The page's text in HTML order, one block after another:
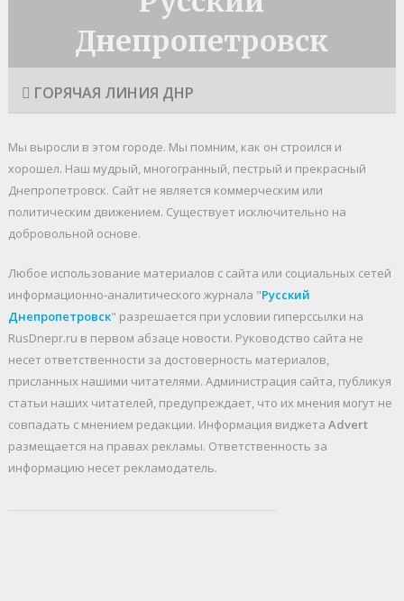
Днепропетровск
ГОРЯЧАЯ ЛИНИЯ ДНР
Мы выросли в этом городе. Мы помним, как он строился и
хорошел. Наш мудрый, многогранный, пестрый и прекрасный
Днепропетровск. Cайт не является коммерческим или
политическим движением. Существует исключительно на
добровольной основе.
Любое использование материалов c сайта или социальных сетей
информационно-аналитического журнала "Русский
Днепропетровск" разрешается при условии гиперссылки на
RusDnepr.ru в первом абзаце новости. Руководство сайта не
несет ответственности за достоверность материалов,
присланных нашими читателями. Администрация сайта, публикуя
статьи наших читателей, предупреждает, что их мнения могут не
совпадать с мнением редакции. Информация виджета Advert
размещается на правах рекламы. Ответственность за
информацию несет рекламодатель.